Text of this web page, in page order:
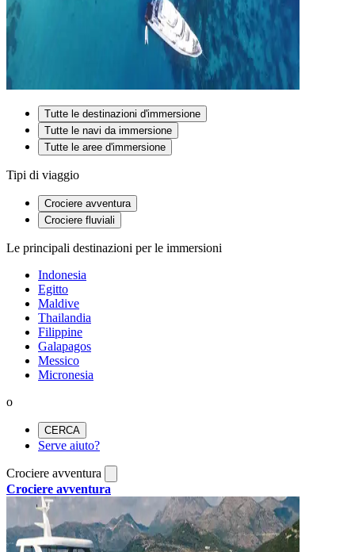
Tutte le destinazioni d'immersione
Tutte le navi da immersione
Tutte le aree d'immersione
Tipi di viaggio
Crociere avventura
Crociere fluviali
Le principali destinazioni per le immersioni
Indonesia
Egitto
Maldive
Thailandia
Filippine
Galapagos
Messico
Micronesia
o
CERCA
Serve aiuto?
Crociere avventura
Crociere avventura